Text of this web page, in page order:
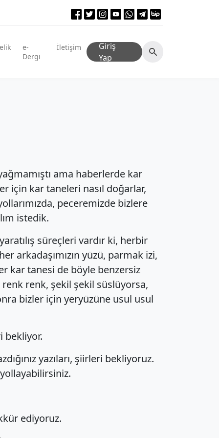
e-
Dergi
İletişim
Giriş
Yap
ama haberlerde kar
için kar taneleri nasıl doğarlar,
peceremizde bizlere
istedik.
süreçleri vardır ki, herbir
arkadaşımızın yüzü, parmak izi,
kar tanesi de böyle benzersiz
renk renk, şekil şekil süslüyorsa,
bizler için yeryüzüne usul usul
bekliyor.
yazıları, şiirleri bekliyoruz.
ediyoruz.